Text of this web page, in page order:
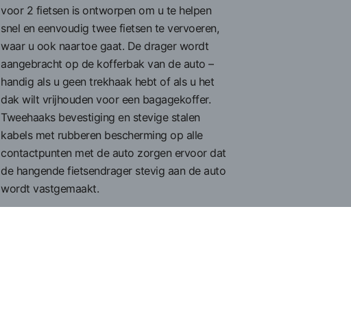
voor 2 fietsen is ontworpen om u te helpen
snel en eenvoudig twee fietsen te vervoeren,
waar u ook naartoe gaat. De drager wordt
aangebracht op de kofferbak van de auto –
handig als u geen trekhaak hebt of als u het
dak wilt vrijhouden voor een bagagekoffer.
Tweehaaks bevestiging en stevige stalen
kabels met rubberen bescherming op alle
contactpunten met de auto zorgen ervoor dat
de hangende fietsendrager stevig aan de auto
wordt vastgemaakt.